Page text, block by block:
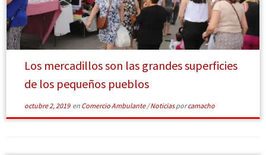
[Leer más]
Los mercadillos son las grandes superficies
de los pequeños pueblos
octubre 2, 2019en Comercio Ambulante/Noticiasporcamacho